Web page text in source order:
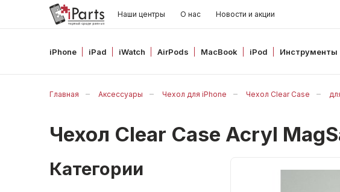
Наши центры О нас Новости и акции
iPhone iPad iWatch AirPods MacBook iPod Инструменты
Главная Аксессуары Чехол для iPhone Чехол Clear Case
Чехол Clear Case Acryl
Категории